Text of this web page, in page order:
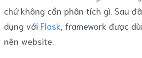
chứ không cần phân tích gì. Sau
dụng với Flask , framework được
nên website.